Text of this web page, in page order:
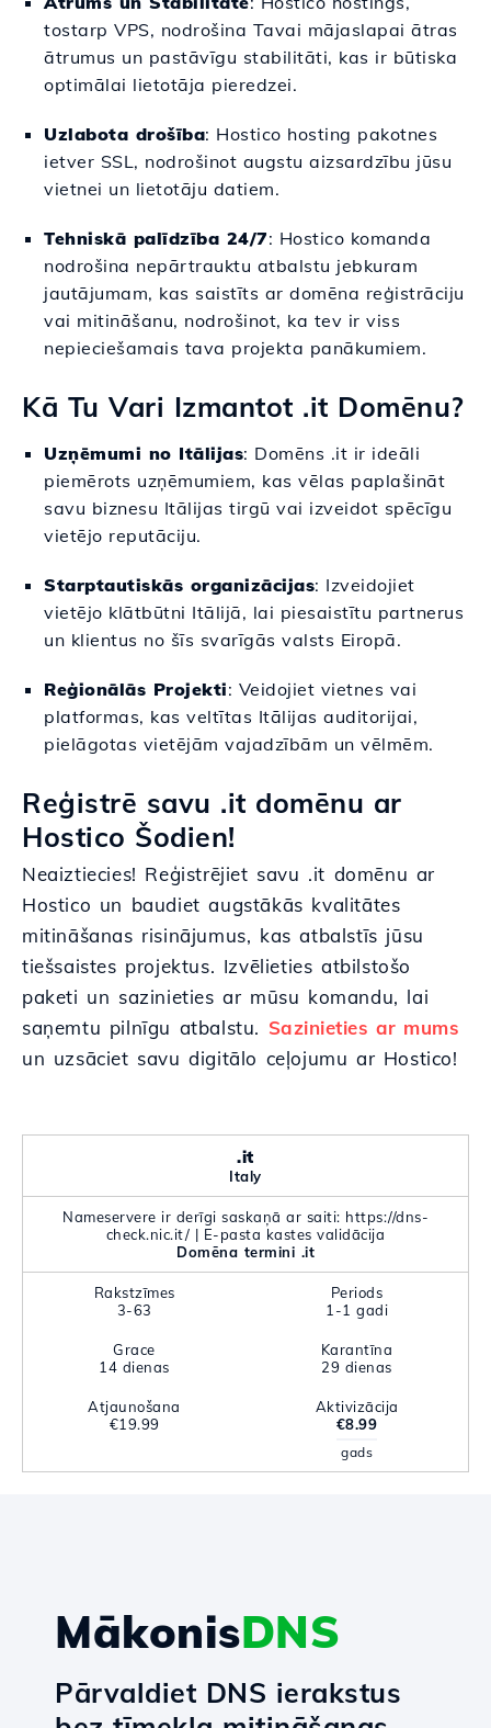
tostarp VPS, nodrošina Tavai mājaslapai ātras
ātrumus un pastāvīgu stabilitāti, kas ir būtiska
optimālai lietotāja pieredzei.
Uzlabota drošība: Hostico hosting pakotnes
ietver SSL, nodrošinot augstu aizsardzību jūsu
vietnei un lietotāju datiem.
Tehniskā palīdzība 24/7: Hostico komanda
nodrošina nepārtrauktu atbalstu jebkuram
jautājumam, kas saistīts ar domēna reģistrāciju
vai mitināšanu, nodrošinot, ka tev ir viss
nepieciešamais tava projekta panākumiem.
Kā Tu Vari Izmantot .it Domēnu?
Uzņēmumi no Itālijas: Domēns .it ir ideāli
piemērots uzņēmumiem, kas vēlas paplašināt
savu biznesu Itālijas tirgū vai izveidot spēcīgu
vietējo reputāciju.
Starptautiskās organizācijas: Izveidojiet
vietējo klātbūtni Itālijā, lai piesaistītu partnerus
un klientus no šīs svarīgās valsts Eiropā.
Reģionālās Projekti: Veidojiet vietnes vai
platformas, kas veltītas Itālijas auditorijai,
pielāgotas vietējām vajadzībām un vēlmēm.
Reģistrē savu .it domēnu ar
Hostico Šodien!
Neaiztiecies! Reģistrējiet savu .it domēnu ar
Hostico un baudiet augstākās kvalitātes
mitināšanas risinājumus, kas atbalstīs jūsu
tiešsaistes projektus. Izvēlieties atbilstošo
paketi un sazinieties ar mūsu komandu, lai
saņemtu pilnīgu atbalstu. Sazinieties ar mums
un uzsāciet savu digitālo ceļojumu ar Hostico!
.it
Italy
Nameservere ir derīgi saskaņā ar saiti: https://dns-
check.nic.it/ | E-pasta kastes validācija
Domēna termini .it
Rakstzīmes
3-63
Periods
1-1 gadi
Grace
14 dienas
Karantīna
29 dienas
Atjaunošana
€19.99
Aktivizācija
€8.99
gads
MākonisDNS
Pārvaldiet DNS ierakstus